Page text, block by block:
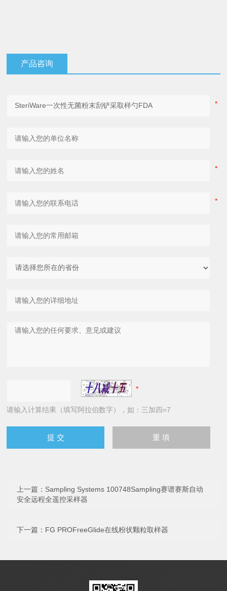
产品咨询
请输入计算结果（填写阿拉伯数字），如：三加四=7
上一篇： Sampling Systems 100748Sampling赛谱赛斯自动
安全远程全遥控采样器
下一篇： FG PROFreeGlide在线粉状颗粒取样器